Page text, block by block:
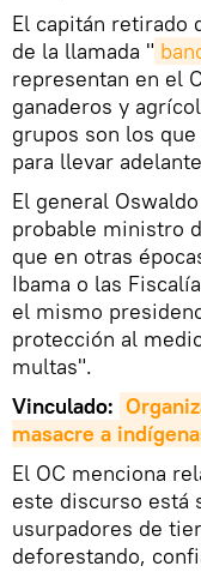
El capitán retirado
de la llamada "
representan en el
ganaderos y
grupos son los
para llevar
El general
probable ministro
que en otras
Ibama o las
el mismo
protección al
multas".
Vinculado:
masacre a
El OC menciona
este discurso está
usurpadores de
deforestando,